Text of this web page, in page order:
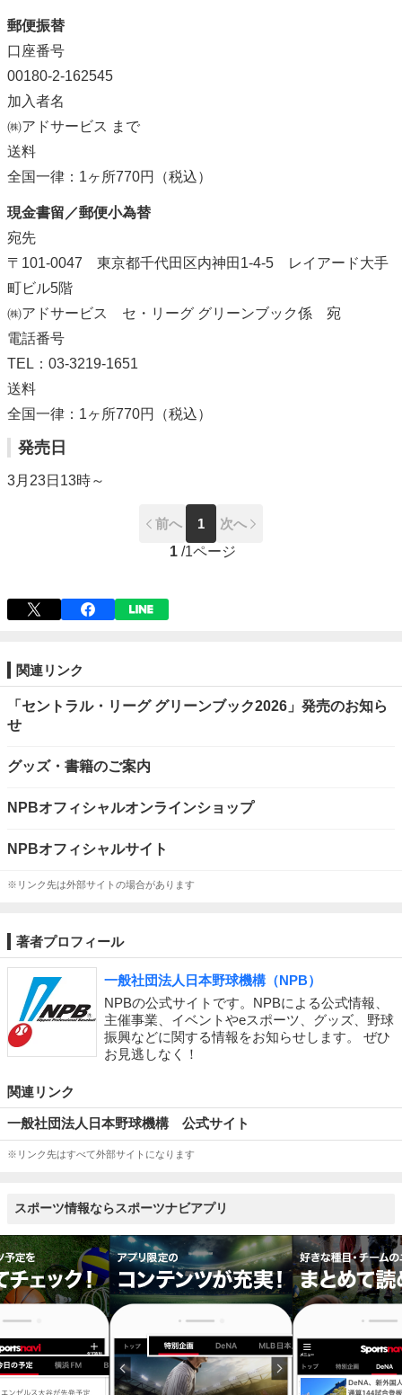
郵便振替
口座番号
00180-2-162545
加入者名
㈱アドサービス まで
送料
全国一律：1ヶ所770円（税込）
現金書留／郵便小為替
宛先
〒101-0047 東京都千代田区内神田1-4-5 レイアード大手
町ビル5階
㈱アドサービス セ・リーグ グリーンブック係 宛
電話番号
TEL：03-3219-1651
送料
全国一律：1ヶ所770円（税込）
発売日
3月23日13時～
前へ 1
次へ
1 /1ページ
関連リンク
「セントラル・リーグ グリーンブック2026」発売のお知ら
せ
グッズ・書籍のご案内
NPBオフィシャルオンラインショップ
NPBオフィシャルサイト
※リンク先は外部サイトの場合があります
著者プロフィール
一般社団法人日本野球機構（NPB）
NPBの公式サイトです。NPBによる公式情報、
主催事業、イベントやeスポーツ、グッズ、野球
振興などに関する情報をお知らせします。 ぜひ
お見逃しなく！
関連リンク
一般社団法人日本野球機構 公式サイト
※リンク先はすべて外部サイトになります
スポーツ情報ならスポーツナビアプリ